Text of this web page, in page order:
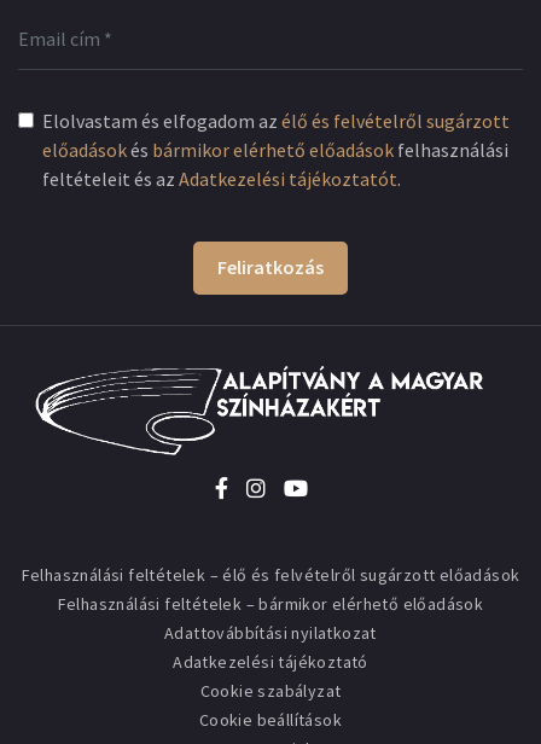
Elolvastam és elfogadom az élő és felvételről sugárzott
előadásokés bármikor elérhető előadások felhasználási
feltételeit és az Adatkezelési tájékoztatót.
Feliratkozás
Felhasználási feltételek – élő és felvételről sugárzott előadások
Felhasználási feltételek – bármikor elérhető előadások
Adattovábbítási nyilatkozat
Adatkezelési tájékoztató
Cookie szabályzat
Cookie beállítások